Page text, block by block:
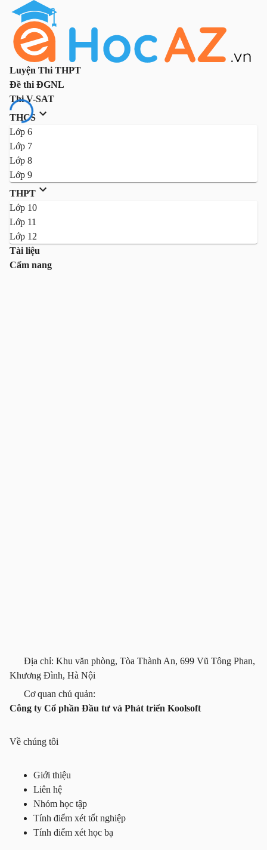
Luyện Thi THPT
Đề thi ĐGNL
Thi V-SAT
THCS
Lớp 6
Lớp 7
Lớp 8
Lớp 9
THPT
Lớp 10
Lớp 11
Lớp 12
Tài liệu
Cẩm nang
Địa chỉ: Khu văn phòng, Tòa Thành An, 699 Vũ Tông Phan,
Khương Đình, Hà Nội
Cơ quan chủ quản:
Công ty Cổ phần Đầu tư và Phát triển Koolsoft
Về chúng tôi
Giới thiệu
Liên hệ
Nhóm học tập
Tính điểm xét tốt nghiệp
Tính điểm xét học bạ